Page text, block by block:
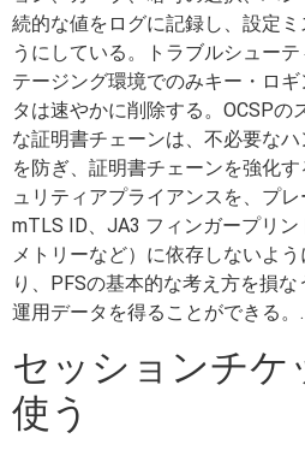
続的な値をログに記録し、設定
うにしている。トラブルシュー
テージング環境でのみキー・ロ
タは速やかに削除する。OCSPの
な証明書チェーンは、不必要な
を防ぎ、証明書チェーンを強化す
ュリティアプライアンスを、プ
mTLS ID、JA3 フィンガープリ
メトリーなど）に依存しないよ
り、PFSの基本的な考え方を損
運用データを得ることができる。.
セッションチケ
使う